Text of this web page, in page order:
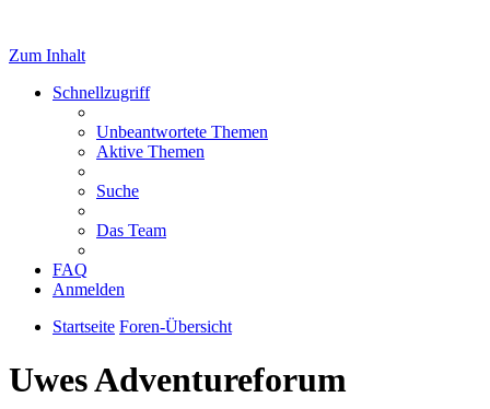
Zum Inhalt
Schnellzugriff
Unbeantwortete Themen
Aktive Themen
Suche
Das Team
FAQ
Anmelden
Startseite Foren-Übersicht
Uwes Adventureforum